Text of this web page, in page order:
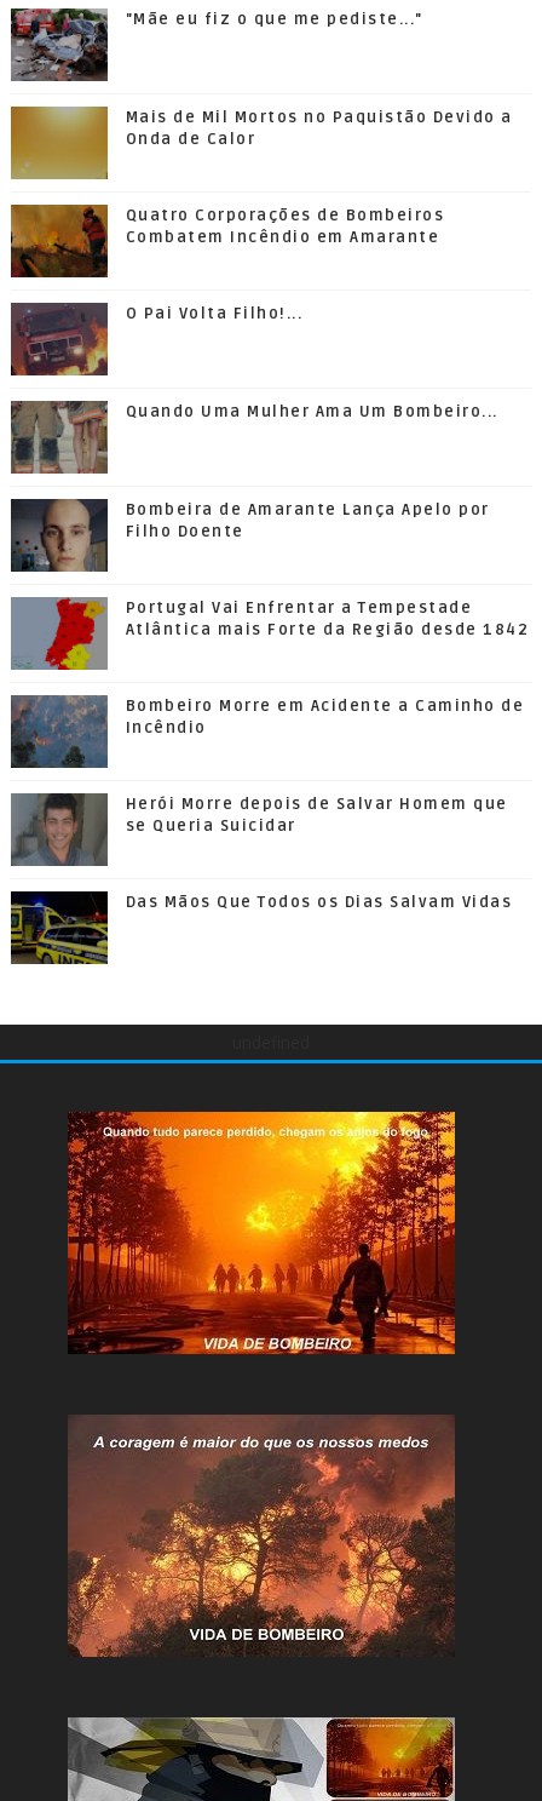
"Mãe eu fiz o que me pediste..."
Mais de Mil Mortos no Paquistão Devido a
Onda de Calor
Quatro Corporações de Bombeiros
Combatem Incêndio em Amarante
O Pai Volta Filho!...
Quando Uma Mulher Ama Um Bombeiro...
Bombeira de Amarante Lança Apelo por
Filho Doente
Portugal Vai Enfrentar a Tempestade
Atlântica mais Forte da Região desde 1842
Bombeiro Morre em Acidente a Caminho de
Incêndio
Herói Morre depois de Salvar Homem que
se Queria Suicidar
Das Mãos Que Todos os Dias Salvam Vidas